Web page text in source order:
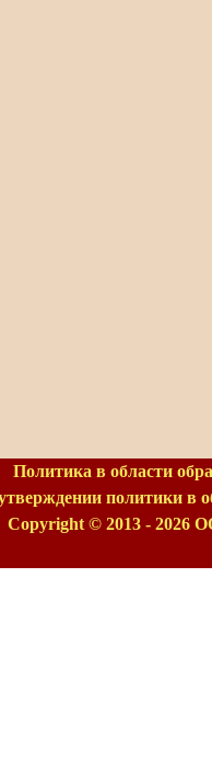
Политика в области
политики в
Copyright © 2013 - 2026